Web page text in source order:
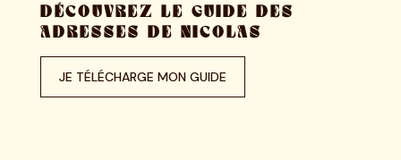
DÉCOUVREZ LE GUIDE DES
ADRESSES DE NICOLAS
JE TÉLÉCHARGE MON GUIDE